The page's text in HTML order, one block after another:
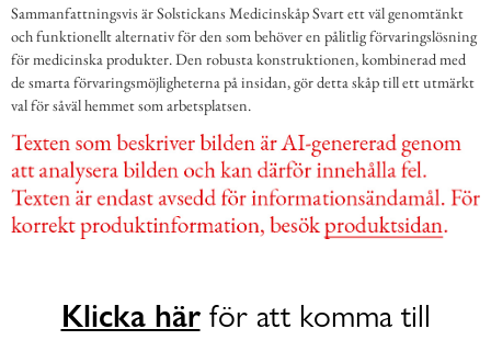
Sammanfattningsvis är Solstickans Medicinskåp Svart ett väl genomtänkt
och funktionellt alternativ för den som behöver en pålitlig förvaringslösning
för medicinska produkter. Den robusta konstruktionen, kombinerad med
de smarta förvaringsmöjligheterna på insidan, gör detta skåp till ett utmärkt
val för såväl hemmet som arbetsplatsen.
Klicka härför att komma till